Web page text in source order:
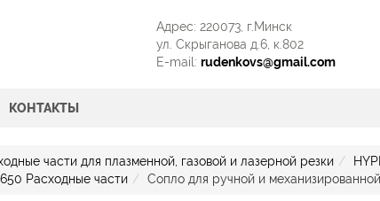
Адрес: 220073, г.Минск
ул. Скрыганова д.6, к.802
E-mail: rudenkovs@gmail.com
КОНТАКТЫ
части для плазменной, газовой и лазерной резки
Расходные части
Сопло для ручной и